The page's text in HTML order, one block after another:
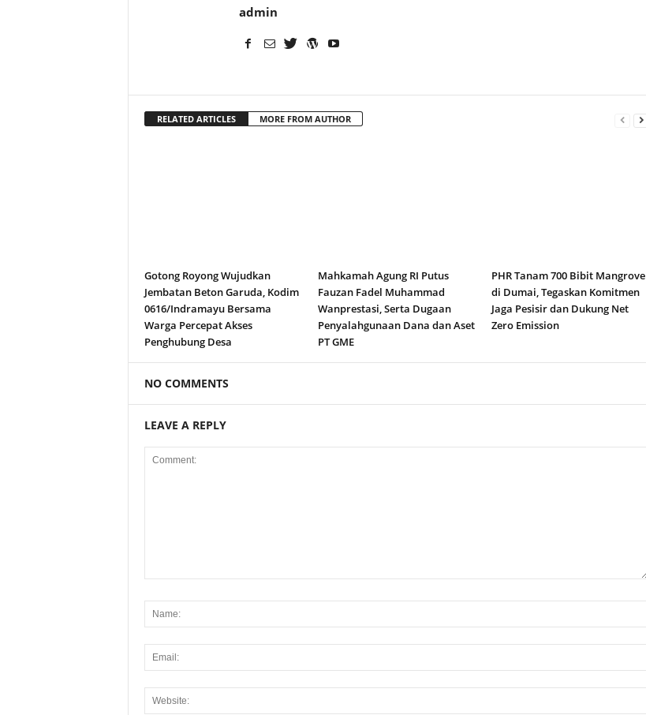
admin
RELATED ARTICLES MORE FROM AUTHOR
Gotong Royong Wujudkan
Jembatan Beton Garuda, Kodim
0616/Indramayu Bersama
Warga Percepat Akses
Penghubung Desa
Mahkamah Agung RI Putus
Fauzan Fadel Muhammad
Wanprestasi, Serta Dugaan
Penyalahgunaan Dana dan Aset
PT GME
PHR Tanam 700 Bibit Mangrove
di Dumai, Tegaskan Komitmen
Jaga Pesisir dan Dukung Net
Zero Emission
NO COMMENTS
LEAVE A REPLY